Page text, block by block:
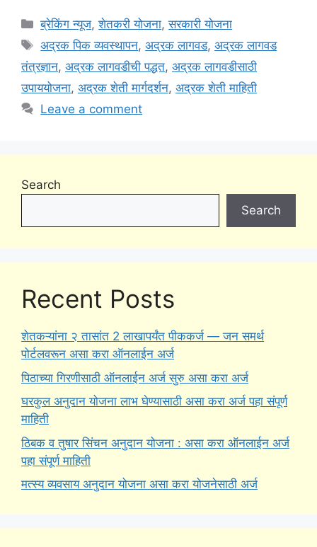
Categories
ब्रेकिंग न्यूज,शेतकरी योजना,सरकारी योजना
Tags
अद्रक पिक व्यवस्थापन,अद्रक लागवड,अद्रक लागवड
तंत्रज्ञान, अद्रक लागवडीची पद्धत, अद्रक लागवडीसाठी
उपाययोजना, अद्रक शेती मार्गदर्शन, अद्रक शेती माहिती
Leave a comment
Search
Search
Recent Posts
शेतकऱ्यांना २ तासांत 2 लाखापर्यंत पीककर्ज — जन समर्थ
पोर्टलवरून असा करा ऑनलाईन अर्ज
पिठाच्या गिरणीसाठी ऑनलाईन अर्ज सुरु असा करा अर्ज
घरकुल अनुदान योजना लाभ घेण्यासाठी असा करा अर्ज पहा संपूर्ण
माहिती
ठिबक व तुषार सिंचन अनुदान योजना : असा करा ऑनलाईन अर्ज
पहा संपूर्ण माहिती
मत्स्य व्यवसाय अनुदान योजना असा करा योजनेसाठी अर्ज